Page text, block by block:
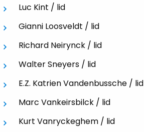
Luc Kint / lid
Gianni Loosveldt / lid
Richard Neirynck / lid
Walter Sneyers / lid
E.Z. Katrien Vandenbussche / lid
Marc Vankeirsbilck / lid
Kurt Vanryckeghem / lid